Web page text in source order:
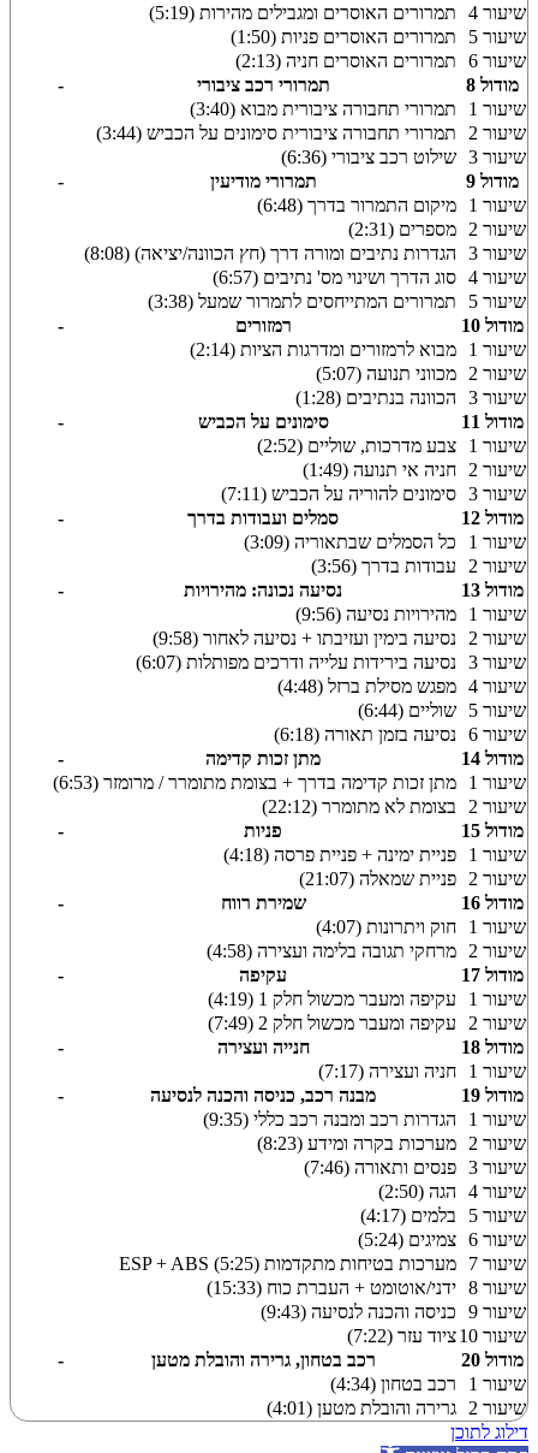
שיעור 4
תמרורים האוסרים ומגבילים מהירות (5:19)
שיעור 5
תמרורים האוסרים פניות (1:50)
שיעור 6
תמרורים האוסרים חניה (2:13)
מודול 8
תמרורי רכב ציבורי
-
שיעור 1
תמרורי תחבורה ציבורית מבוא (3:40)
שיעור 2
תמרורי תחבורה ציבורית סימונים על הכביש (3:44)
שיעור 3
שילוט רכב ציבורי (6:36)
מודול 9
תמרורי מודיעין
-
שיעור 1
מיקום התמרור בדרך (6:48)
שיעור 2
מספרים (2:31)
שיעור 3
הגדרות נתיבים ומורה דרך (חץ הכוונה/יציאה) (8:08)
שיעור 4
סוג הדרך ושינוי מס' נתיבים (6:57)
שיעור 5
תמרורים המתייחסים לתמרור שמעל (3:38)
מודול 10
רמזורים
-
שיעור 1
מבוא לרמזורים ומדרגות הציות (2:14)
שיעור 2
מכווני תנועה (5:07)
שיעור 3
הכוונה בנתיבים (1:28)
מודול 11
סימונים על הכביש
-
שיעור 1
צבע מדרכות, שוליים (2:52)
שיעור 2
חניה אי תנועה (1:49)
שיעור 3
סימונים להוריה על הכביש (7:11)
מודול 12
סמלים ועבודות בדרך
-
שיעור 1
כל הסמלים שבתאוריה (3:09)
שיעור 2
עבודות בדרך (3:56)
מודול 13
נסיעה נכונה: מהירויות
-
שיעור 1
מהירויות נסיעה (9:56)
שיעור 2
נסיעה בימין ועזיבתו + נסיעה לאחור (9:58)
שיעור 3
נסיעה בירידות עלייה ודרכים מפותלות (6:07)
שיעור 4
מפגש מסילת ברזל (4:48)
שיעור 5
שוליים (6:44)
שיעור 6
נסיעה בזמן תאורה (6:18)
מודול 14
מתן זכות קדימה
-
שיעור 1
מתן זכות קדימה בדרך + בצומת מתומרר / מרומזר (6:53)
שיעור 2
בצומת לא מתומרר (22:12)
מודול 15
פניות
-
שיעור 1
פניית ימינה + פניית פרסה (4:18)
שיעור 2
פניית שמאלה (21:07)
מודול 16
שמירת רווח
-
שיעור 1
חוק ויתרונות (4:07)
שיעור 2
מרחקי תגובה בלימה ועצירה (4:58)
מודול 17
עקיפה
-
שיעור 1
עקיפה ומעבר מכשול חלק 1 (4:19)
שיעור 2
עקיפה ומעבר מכשול חלק 2 (7:49)
מודול 18
חנייה ועצירה
-
שיעור 1
חניה ועצירה (7:17)
מודול 19
מבנה רכב, כניסה והכנה לנסיעה
-
שיעור 1
הגדרות רכב ומבנה רכב כללי (9:35)
שיעור 2
מערכות בקרה ומידע (8:23)
שיעור 3
פנסים ותאורה (7:46)
שיעור 4
הגה (2:50)
שיעור 5
בלמים (4:17)
שיעור 6
צמיגים (5:24)
שיעור 7
מערכות בטיחות מתקדמות ESP + ABS (5:25)
שיעור 8
ידני/אוטומט + העברת כוח (15:33)
שיעור 9
כניסה והכנה לנסיעה (9:43)
שיעור 10
ציוד עזר (7:22)
מודול 20
רכב בטחון, גרירה והובלת מטען
-
שיעור 1
רכב בטחון (4:34)
שיעור 2
גרירה והובלת מטען (4:01)
דילוג לתוכן